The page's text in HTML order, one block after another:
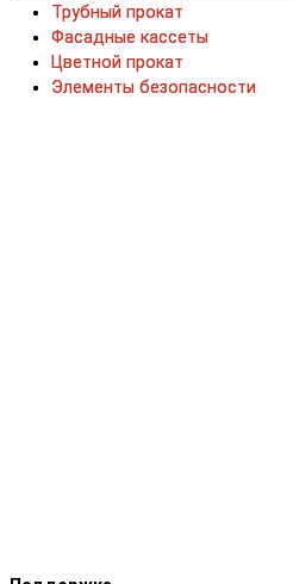
Трубный прокат
Фасадные кассеты
Цветной прокат
Элементы безопасности
Трубный прокат
Фасадные кассеты
Цветной прокат
Элементы безопасности